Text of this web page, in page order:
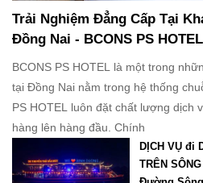
Trải Nghiệm Đẳng Cấp Tại
Đồng Nai - BCONS PS
BCONS PS HOTEL là một trong
tại Đồng Nai nằm trong hệ thống
PS HOTEL luôn đặt chất lượng dịch
hàng lên hàng đầu. Chính
DỊCH VỤ đi
TRÊN